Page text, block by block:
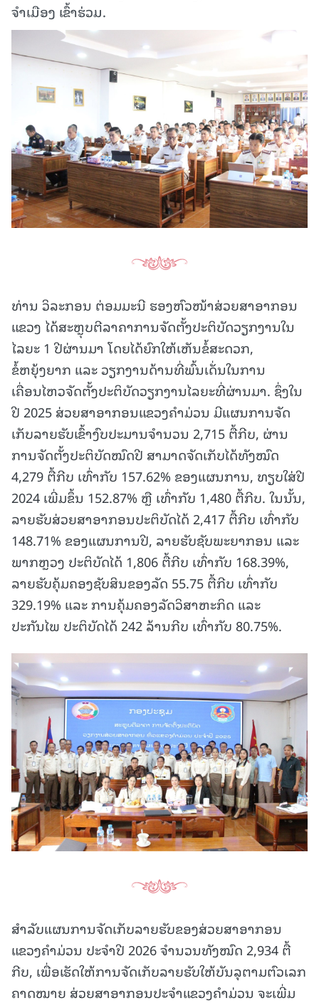
ຈໍາເມືອງ ເຂົ້າຮ່ວມ.
ທ່ານ ວິລະກອນ ຕ່ອມມະນີ ຮອງຫົວໜ້າສ່ວຍສາອາກອນ
ແຂວງ ໄດ້ສະຫຼຸບຕີລາຄາການຈັດຕັ້ງປະຕິບັດວຽກງານໃນ
ໄລຍະ 1 ປີຜ່ານມາ ໂດຍໄດ້ຍົກໃຫ້ເຫັນຂໍ້ສະດວກ,
ຂໍ້ຫຍຸ້ງຍາກ ແລະ ວຽກງານດ້ານທີ່ພົ້ນເດັ່ນໃນການ
ເຄື່ອນໄຫວຈັດຕັ້ງປະຕິບັດວຽກງານໄລຍະທີ່ຜ່ານມາ. ຊຶ່ງໃນ
ປີ 2025 ສ່ວຍສາອາກອນແຂວງຄໍາມ່ວນ ມີແຜນການຈັດ
ເກັບລາຍຮັບເຂົ້າງົບປະມານຈໍານວນ 2,715 ຕື້ກີບ, ຜ່ານ
ການຈັດຕັ້ງປະຕິບັດໝົດປີ ສາມາດຈັດເກັບໄດ້ທັງໝົດ
4,279 ຕື້ກີບ ເທົ່າກັບ 157.62% ຂອງແຜນການ, ທຽບໃສ່ປີ
2024 ເພີ່ມຂຶ້ນ 152.87% ຫຼື ເທົ່າກັບ 1,480 ຕື້ກີບ. ໃນນັ້ນ,
ລາຍຮັບສ່ວຍສາອາກອນປະຕິບັດໄດ້ 2,417 ຕື້ກີບ ເທົ່າກັບ
148.71% ຂອງແຜນການປີ, ລາຍຮັບຊັບພະຍາກອນ ແລະ
ພາກຫຼວງ ປະຕິບັດໄດ້ 1,806 ຕື້ກີບ ເທົ່າກັບ 168.39%,
ລາຍຮັບຄຸ້ມຄອງຊັບສິນຂອງລັດ 55.75 ຕື້ກີບ ເທົ່າກັບ
329.19% ແລະ ການຄຸ້ມຄອງລັດວິສາຫະກິດ ແລະ
ປະກັນໄພ ປະຕິບັດໄດ້ 242 ລ້ານກີບ ເທົ່າກັບ 80.75%.
ສໍາລັບແຜນການຈັດເກັບລາຍຮັບຂອງສ່ວຍສາອາກອນ
ແຂວງຄໍາມ່ວນ ປະຈໍາປີ 2026 ຈໍານວນທັງໝົດ 2,934 ຕື້
ກີບ, ເພື່ອເຮັດໃຫ້ການຈັດເກັບລາຍຮັບໃຫ້ບັນລຸຕາມຕົວເລກ
ຄາດໝາຍ ສ່ວຍສາອາກອນປະຈໍາແຂວງຄໍາມ່ວນ ຈະເພີ່ມ